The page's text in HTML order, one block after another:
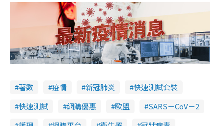
著數 疫情 新冠肺炎
快速測試套裝
快速測試
網購優惠 歐盟
SARS－CoV－2